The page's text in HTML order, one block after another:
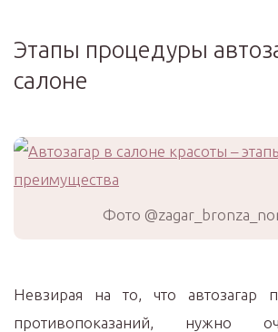
Этапы процедуры
салоне
Фото
Невзирая на то, что автозагар
противопоказаний, нужно